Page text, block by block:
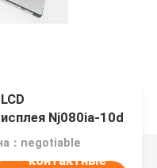
Nj080ia-10d
：negotiable
контактные